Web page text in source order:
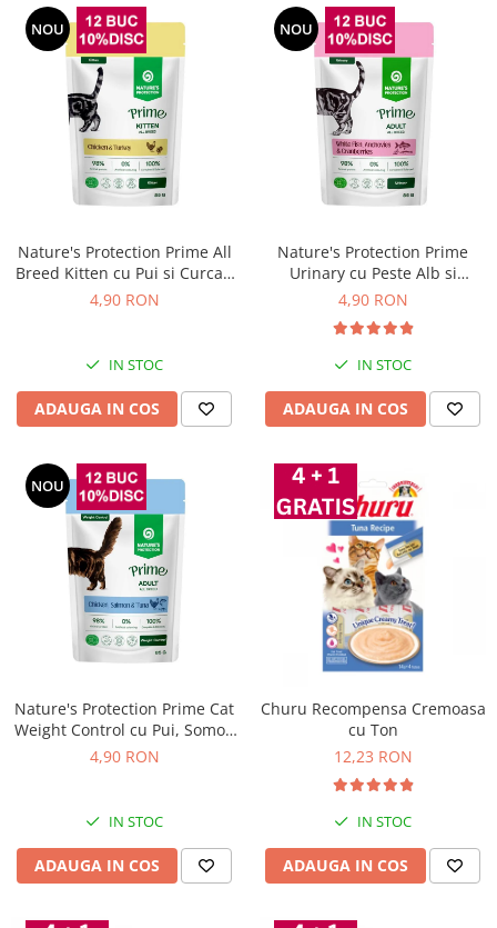
NOU
Nature's Protection Prime All
Breed Kitten cu Pui si Curcan
85 Gr
4,90 RON
IN STOC
ADAUGA IN COS
NOU
Nature's Protection Prime
Urinary cu Peste Alb si
Merisoare pentru Pisici 85 Gr
4,90 RON
IN STOC
ADAUGA IN COS
NOU
Nature's Protection Prime Cat
Weight Control cu Pui, Somon
si Ton 85 Gr
4,90 RON
IN STOC
ADAUGA IN COS
Churu Recompensa Cremoasa
cu Ton
12,23 RON
IN STOC
ADAUGA IN COS